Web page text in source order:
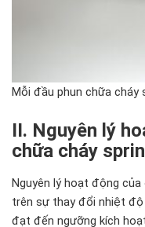
Mỗi đầu phun chữa cháy
II. Nguyên lý
chữa cháy
Nguyên lý hoạt động
trên sự thay đổi nhiệt
đạt đến ngưỡng kích